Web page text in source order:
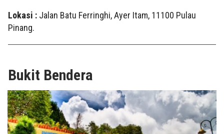
Lokasi : Jalan Batu Ferringhi, Ayer Itam, 11100 Pulau
Pinang.
Bukit Bendera